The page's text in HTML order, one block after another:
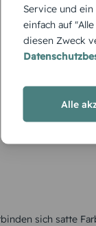
g partielle
sich satte
Service und
einfach auf
diesen Zweck
Alle